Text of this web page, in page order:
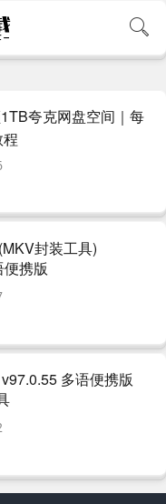
夸克网盘空间｜每
封装工具)
携版
多语便携版